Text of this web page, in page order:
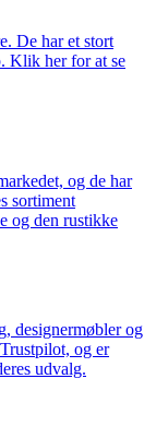
De har et stort
Klik her for at se
og de har
sortiment
og den rustikke
designermøbler og
og er
udvalg.